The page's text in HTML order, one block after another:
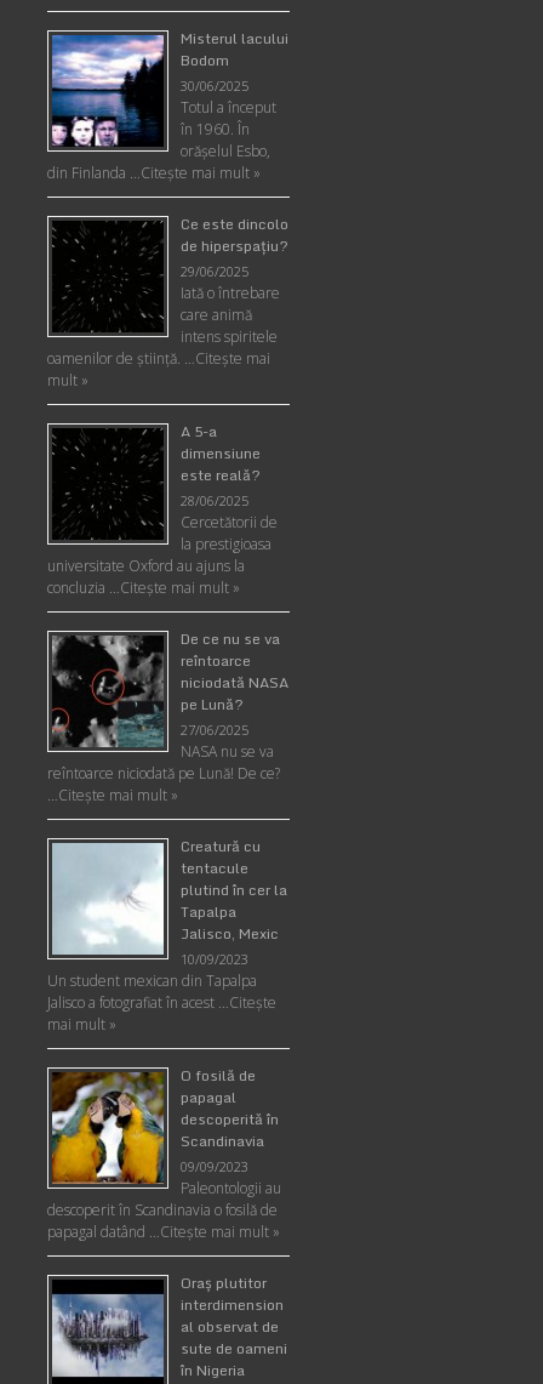
Misterul lacului
Bodom
30/06/2025
Totul a început
în 1960. În
orășelul Esbo,
din Finlanda …Citește mai mult »
Ce este dincolo
de hiperspaţiu?
29/06/2025
Iată o întrebare
care animă
intens spiritele
oamenilor de ştiinţă. …Citește mai
mult »
A 5-a
dimensiune
este reală?
28/06/2025
Cercetătorii de
la prestigioasa
universitate Oxford au ajuns la
concluzia …Citește mai mult »
De ce nu se va
reîntoarce
niciodată NASA
pe Lună?
27/06/2025
NASA nu se va
reîntoarce niciodată pe Lună! De ce?
…Citește mai mult »
Creatură cu
tentacule
plutind în cer la
Tapalpa
Jalisco, Mexic
10/09/2023
Un student mexican din Tapalpa
Jalisco a fotografiat în acest …Citește
mai mult »
O fosilă de
papagal
descoperită în
Scandinavia
09/09/2023
Paleontologii au
descoperit în Scandinavia o fosilă de
papagal datând …Citește mai mult »
Oraş plutitor
interdimension
al observat de
sute de oameni
în Nigeria